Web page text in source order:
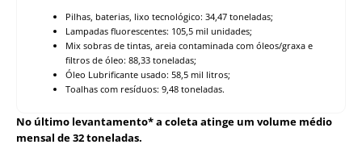
Pilhas, baterias, lixo tecnológico: 34,47 toneladas;
Lampadas fluorescentes: 105,5 mil unidades;
Mix sobras de tintas, areia contaminada com óleos/graxa e
filtros de óleo: 88,33 toneladas;
Óleo Lubrificante usado: 58,5 mil litros;
Toalhas com resíduos: 9,48 toneladas.
No último levantamento* a coleta atinge um volume médio
mensal de 32 toneladas.